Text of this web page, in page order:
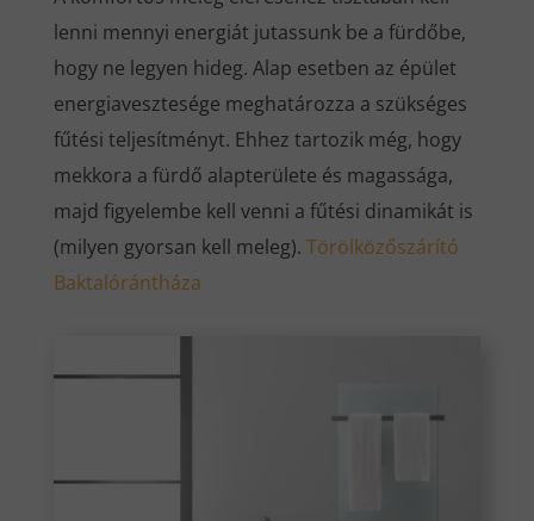
lenni mennyi energiát jutassunk be a fürdőbe,
hogy ne legyen hideg. Alap esetben az épület
energiavesztesége meghatározza a szükséges
fűtési teljesítményt. Ehhez tartozik még, hogy
mekkora a fürdő alapterülete és magassága,
majd figyelembe kell venni a fűtési dinamikát is
(milyen gyorsan kell meleg). Törölközőszárító
Baktalórántháza